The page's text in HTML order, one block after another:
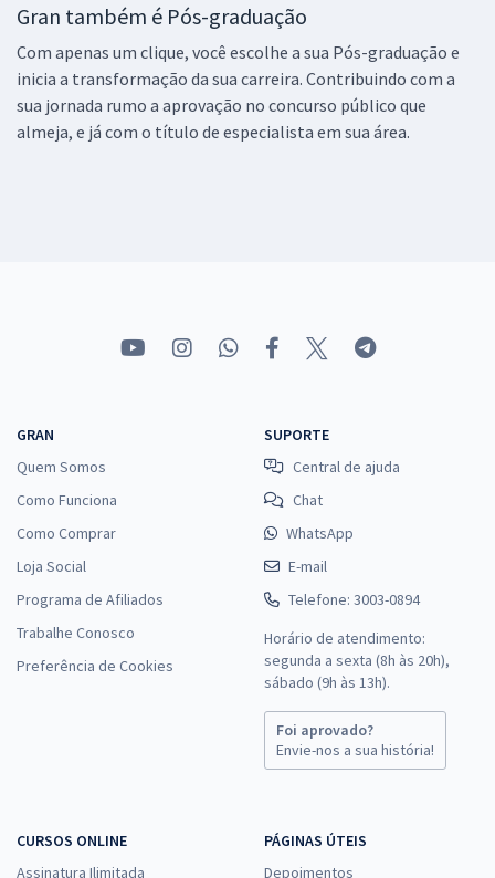
Gran também é Pós-graduação
Com apenas um clique, você escolhe a sua Pós-graduação e
inicia a transformação da sua carreira. Contribuindo com a
sua jornada rumo a aprovação no concurso público que
almeja, e já com o título de especialista em sua área.
GRAN
Quem Somos
Como Funciona
Como Comprar
Loja Social
Programa de Afiliados
Trabalhe Conosco
Preferência de Cookies
SUPORTE
Central de ajuda
Chat
WhatsApp
E-mail
Telefone: 3003-0894
Horário de atendimento:
segunda a sexta (8h às 20h),
sábado (9h às 13h).
Foi aprovado?
Envie-nos a sua história!
CURSOS ONLINE
Assinatura Ilimitada
PÁGINAS ÚTEIS
Depoimentos